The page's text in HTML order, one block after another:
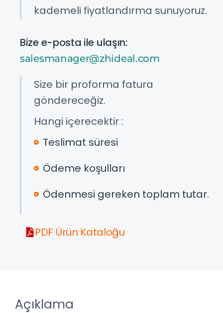
kademeli fiyatlandırma sunuyoruz.
Bize e-posta ile ulaşın:
salesmanager@zhideal.com
Size bir proforma fatura
göndereceğiz.
Hangi içerecektir :
Teslimat süresi
Ödeme koşulları
Ödenmesi gereken toplam tutar.
PDF Ürün Kataloğu
Açıklama